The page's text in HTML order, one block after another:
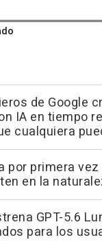
de Google
IA en tiempo
cualquiera
por primera
en la
GPT-5.6
para los